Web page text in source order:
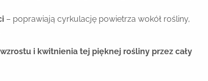
– poprawiają cyrkulację powietrza wokół rośliny,
i kwitnienia tej pięknej rośliny przez cały